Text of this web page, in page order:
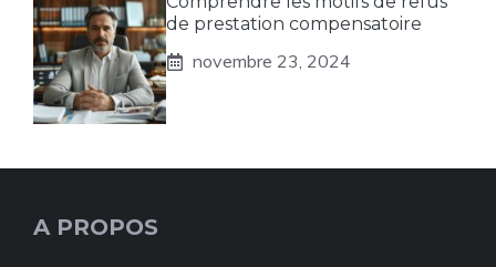
de prestation compensatoire
novembre 23, 2024
A PROPOS